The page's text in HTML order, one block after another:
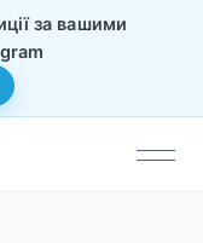
за вашими